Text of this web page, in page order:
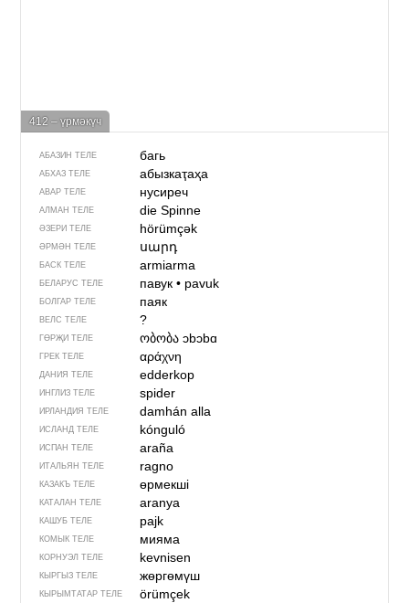
412 – үрмәкүч
АБАЗИН ТЕЛЕ багь
АБХАЗ ТЕЛЕ абызкаҭаҳа
АВАР ТЕЛЕ нусиреч
АЛМАН ТЕЛЕ die Spinne
ӘЗЕРИ ТЕЛЕ hörümçək
ӘРМӘН ТЕЛЕ սարդ
БАСК ТЕЛЕ armiarma
БЕЛАРУС ТЕЛЕ павук• pavuk
БОЛГАР ТЕЛЕ паяк
ВЕЛС ТЕЛЕ ?
ГӨРҖИ ТЕЛЕ ობობაɔbɔbɑ
ГРЕК ТЕЛЕ αράχνη
ДАНИЯ ТЕЛЕ edderkop
ИНГЛИЗ ТЕЛЕ spider
ИРЛАНДИЯ ТЕЛЕ damhán alla
ИСЛАНД ТЕЛЕ kónguló
ИСПАН ТЕЛЕ araña
ИТАЛЬЯН ТЕЛЕ ragno
КАЗАКЪ ТЕЛЕ өрмекші
КАТАЛАН ТЕЛЕ aranya
КАШУБ ТЕЛЕ pajk
КОМЫК ТЕЛЕ мияма
КОРНУЭЛ ТЕЛЕ kevnisen
КЫРГЫЗ ТЕЛЕ жөргөмүш
КЫРЫМТАТАР ТЕЛЕ örümçek